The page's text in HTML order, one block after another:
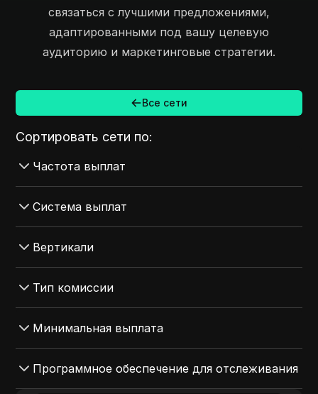
связаться с лучшими предложениями,
адаптированными под вашу целевую
аудиторию и маркетинговые стратегии.
Все сети
Сортировать сети по:
Частота выплат
Еженедельно
Net-15
Net-30
Система выплат
Криптовалюта
Revolut
Western Union
Вертикали
Финансы
Игры
Тип комиссии
CPS
CPE
Минимальная выплата
$1000-$2000
Программное обеспечение для отслеживания